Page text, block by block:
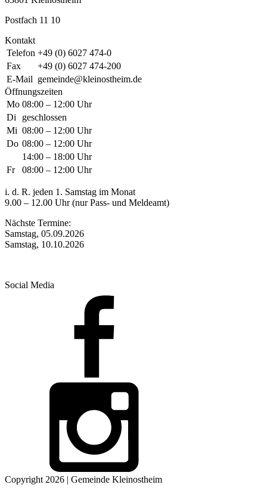
Postfach 11 10
Kontakt
Telefon +49 (0) 6027 474-0
Fax
+49 (0) 6027 474-200
E-Mail gemeinde@kleinostheim.de
Öffnungszeiten
Mo 08:00 – 12:00 Uhr
Di
geschlossen
Mi 08:00 – 12:00 Uhr
Do 08:00 – 12:00 Uhr
14:00 – 18:00 Uhr
Fr
08:00 – 12:00 Uhr
i. d. R. jeden 1. Samstag im Monat
9.00 – 12.00 Uhr (nur Pass- und Meldeamt)
Nächste Termine:
Samstag, 05.09.2026
Samstag, 10.10.2026
Social Media
Copyright 2026 | Gemeinde Kleinostheim